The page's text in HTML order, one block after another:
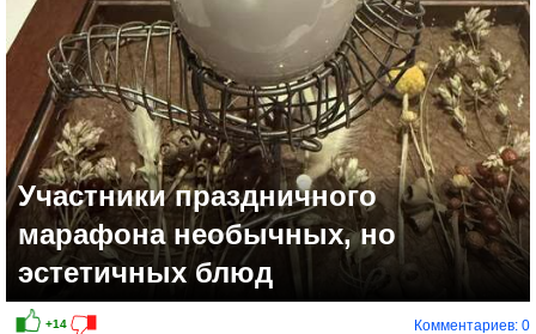
Участники праздничного
марафона необычных, но
эстетичных блюд
Комментариев: 0